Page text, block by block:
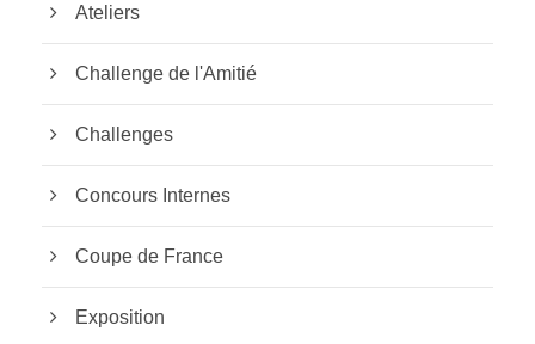
Ateliers
Challenge de l'Amitié
Challenges
Concours Internes
Coupe de France
Exposition